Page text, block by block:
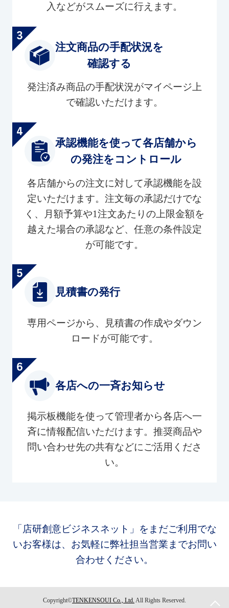
入などがスムーズに行えます。
注文商品の手配状況を
確認する
発注済み商品の手配状況がマイページ上
で確認いただけます。
承認機能を使って各店舗から
の発注をコントロール
各店舗からの注文に対して承認機能を設
定いただけます。注文毎の承認だけでな
く、月額予算や1注文あたりの上限金額を
越えた場合の承認など、任意の条件設定
が可能です。
見積書の発行
専用ページから、見積書の作成やダウン
ロードが可能です。
各店への一斉お知らせ
掲示板機能を使って管理者から各店へ一
斉に情報配信いただけます。推奨商品や
問い合わせ先の共有などにご活用くださ
い。
「店研創意ビジネスネット」をまだご利用でな
いお客様は、お気軽に弊社担当営業までお問い
合わせください。
Copyright©TENKENSOUI Co., Ltd. All Rights Reserved.